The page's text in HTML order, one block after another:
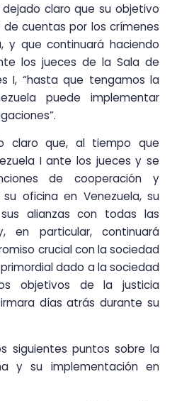
dejado claro que su objetivo
cuentas por los crímenes
y que continuará haciendo
los jueces de la Sala de
I, “hasta que tengamos la
puede implementar
claro que, al tiempo que
I ante los jueces y se
de cooperación y
oficina en Venezuela, su
sus alianzas con todas las
en particular, continuará
crucial con la sociedad
primordial dado a la sociedad
objetivos de la justicia
días atrás durante su
siguientes puntos sobre la
y su implementación en